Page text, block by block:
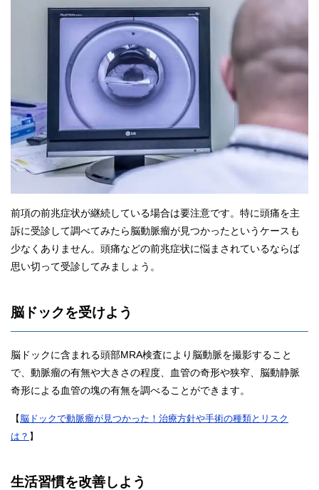
前項の前兆症状が継続している場合は要注意です。特に頭痛を主
訴に受診して調べてみたら脳動脈瘤が見つかったというケースも
少なくありません。頭痛などの前兆症状に悩まされているならば
思い切って受診してみましょう。
脳ドックを受けよう
脳ドックに含まれる頭部MRA検査により脳動脈を撮影すること
で、動脈瘤の有無や大きさの程度、血管の奇形や狭窄、脳動静脈
奇形による血管の塊の有無を調べることができます。
【 脳ドックで動脈瘤が見つかった！治療方針や手術の種類とリスク
は？ 】
生活習慣を改善しよう